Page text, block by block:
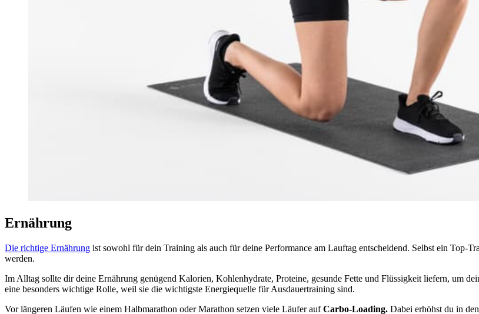
Ernährung
Die richtige Ernährung ist sowohl für dein Training als auch für deine Performance am Lauftag entscheidend. Selbst ein Top-
werden.
Im Alltag sollte dir deine Ernährung genügend Kalorien, Kohlenhydrate, Proteine, gesunde Fette und Flüssigkeit liefern, um
eine besonders wichtige Rolle, weil sie die wichtigste Energiequelle für Ausdauertraining sind.
Vor längeren Läufen wie einem Halbmarathon oder Marathon setzen viele Läufer aufCarbo-Loading. Dabei erhöhst du in